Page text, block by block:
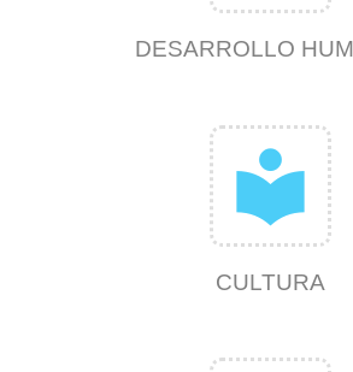
DESARROLLO
local_library
CULTURA